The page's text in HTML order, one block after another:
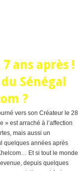
ans après !
Sénégal
?
vers son Créateur le 28
» est arraché à l’affection
mais aussi un
quelques années après
Et si tout le monde
depuis quelques